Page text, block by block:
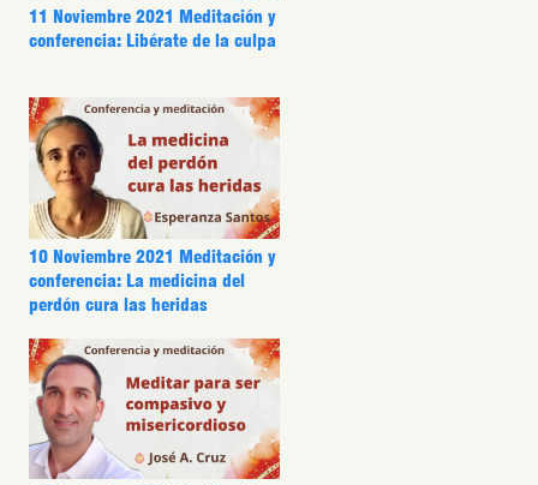
11 Noviembre 2021 Meditación y
conferencia: Libérate de la culpa
10 Noviembre 2021 Meditación y
conferencia: La medicina del
perdón cura las heridas